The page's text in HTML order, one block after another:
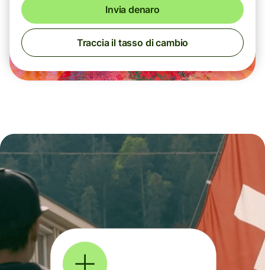
Invia denaro
Traccia il tasso di cambio